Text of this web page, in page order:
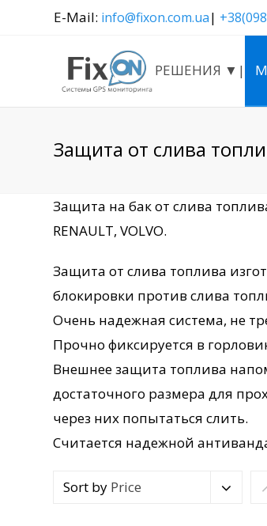
E-Mail: info@fixon.com.ua|
РЕШЕНИЯ ▼|
Защита от слива
Защита на бак от слива
RENAULT, VOLVO.
Защита от слива топлива
блокировки против слива
Очень надежная система, не
Прочно фиксируется в
Внешнее защита топлива
достаточного размера для
через них попытаться слить.
Считается надежной
Sort by Price